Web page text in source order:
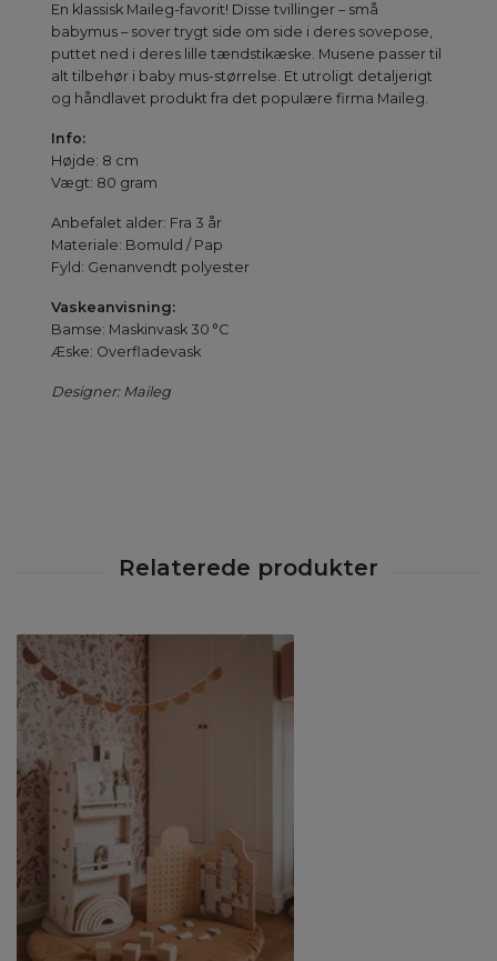
En klassisk Maileg-favorit! Disse tvillinger – små
babymus – sover trygt side om side i deres sovepose,
puttet ned i deres lille tændstikæske. Musene passer til
alt tilbehør i baby mus-størrelse. Et utroligt detaljerigt
og håndlavet produkt fra det populære firma Maileg.
Info:
Højde: 8 cm
Vægt: 80 gram
Anbefalet alder: Fra 3 år
Materiale: Bomuld / Pap
Fyld: Genanvendt polyester
Vaskeanvisning:
Bamse: Maskinvask 30 °C
Æske: Overfladevask
Designer: Maileg